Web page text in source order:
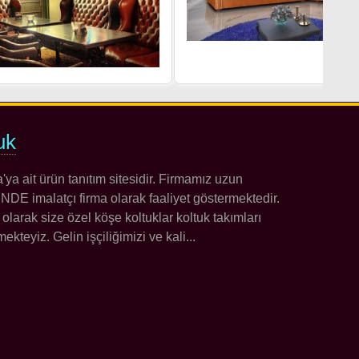
ait ürün tanıtım sitesidir. Firmamız uzun
imalatçı firma olarak faaliyet göstermektedir.
size özel köşe koltuklar koltuk takımları
Gelin işçiliğimizi ve kali...